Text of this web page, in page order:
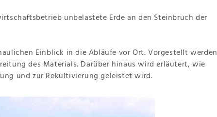
unbelastete Erde an den Steinbruch der
Einblick in die Abläufe vor Ort. Vorgestellt werden
des Materials. Darüber hinaus wird erläutert, wie
und zur Rekultivierung geleistet wird.